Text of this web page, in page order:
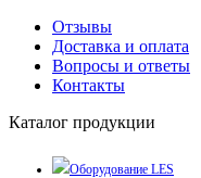
Отзывы
Доставка и оплата
Вопросы и ответы
Контакты
Каталог продукции
Оборудование LES